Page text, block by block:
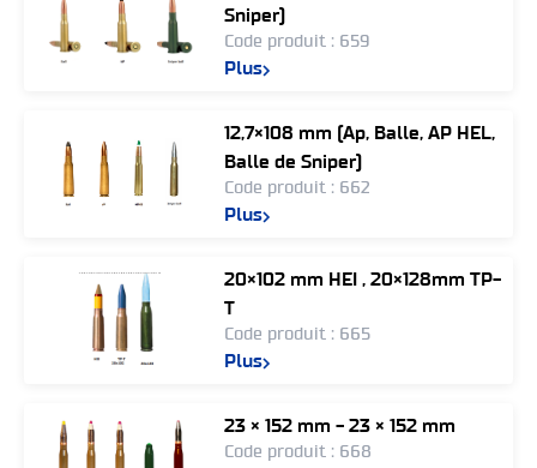
Sniper)
Code produit : 659
Plus
12,7×108 mm (Ap, Balle, AP HEL,
Balle de Sniper)
Code produit : 662
Plus
20×102 mm HEI , 20×128mm TP-
T
Code produit : 665
Plus
23 × 152 mm - 23 × 152 mm
Code produit : 668